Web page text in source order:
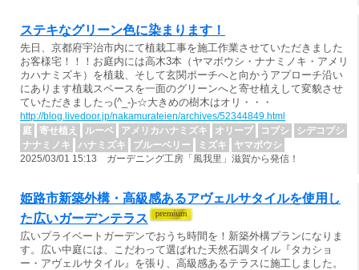
ステキなグリーン色に染まります！
先日、京都府宇治市内にて植栽工事を施工作業させていただきました
お客様宅！！！お庭内には高木3本（ヤマボウシ・ナナミノキ・アメリ
カハナミズキ）を植栽、そして玄関ポーチへと向かうアプローチ沿い
にあります植栽スペースを一面のグリーンへと寄せ植えして変貌させ
ていただきましたっ(^_-)-☆大きめの樹木はオリ・・・
http://blog.livedoor.jp/nakamurateien/archives/52344849.html
庭
寄せ植え ルーベ アメリカハナミズキ オリーブ コブシ
シデコブシ
ナナミノキ
ハナミズキ ブルーベリー ミズキ
ヤマボウシ
2025/03/01 15:13 ガーデニング工房「風我里」滋賀から発信！
姫路市新築外構・高級感あるアヴェルサタイルを使用し
た広いガーデンテラス
広いプライベートガーデンでおうち時間を！新築外構プランになりま
す。広い中庭には、こだわって選ばれた天然石調タイル『タカショ
ー・アヴェルサタイル』を張り、高級感あるテラスに施工しました。